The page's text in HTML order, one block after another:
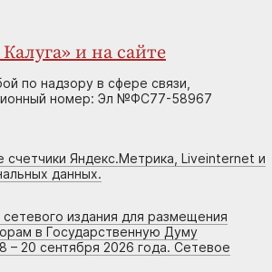
и на сайте
по надзору в сфере связи,
номер: Эл №ФС77-58967
счетчики Яндекс.Метрика, Liveinternet и
данных.
издания для размещения
в Государственную Думу
– 20 сентября 2026 года. Сетевое